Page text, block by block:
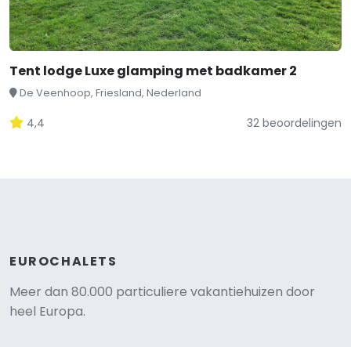
Tent lodge Luxe glamping met badkamer 2
De Veenhoop, Friesland, Nederland
4,4 32 beoordelingen
EUROCHALETS
Meer dan 80.000 particuliere vakantiehuizen door
heel Europa.